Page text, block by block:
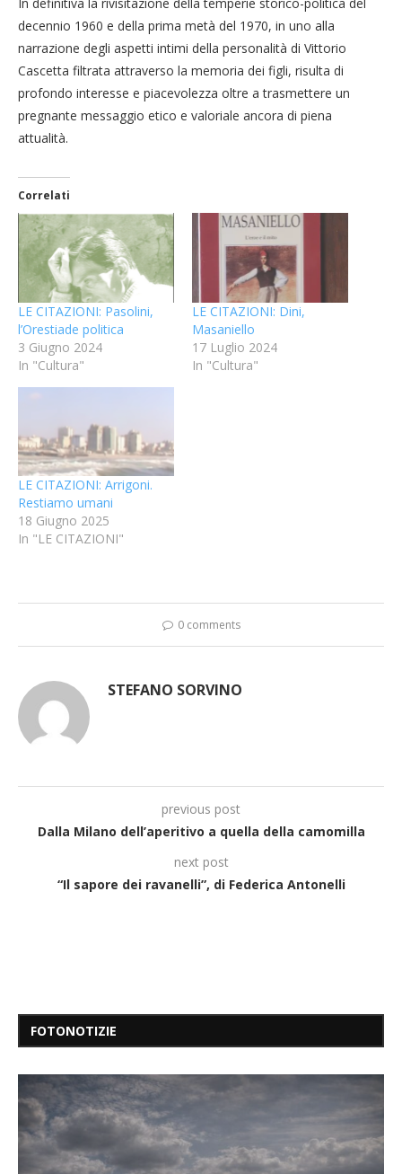
decennio 1960 e della prima metà del 1970, in uno alla
narrazione degli aspetti intimi della personalità di Vittorio
Cascetta filtrata attraverso la memoria dei figli, risulta di
profondo interesse e piacevolezza oltre a trasmettere un
pregnante messaggio etico e valoriale ancora di piena
attualità.
Correlati
LE CITAZIONI: Pasolini,
l’Orestiade politica
3 Giugno 2024
In "Cultura"
LE CITAZIONI: Dini,
Masaniello
17 Luglio 2024
In "Cultura"
LE CITAZIONI: Arrigoni.
Restiamo umani
18 Giugno 2025
In "LE CITAZIONI"
0 comments
STEFANO SORVINO
previous post
Dalla Milano dell’aperitivo a quella della camomilla
next post
“Il sapore dei ravanelli”, di Federica Antonelli
FOTONOTIZIE